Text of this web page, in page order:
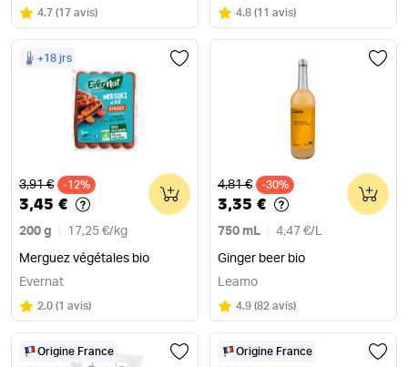
Note
4.7 sur 5
(17 avis) Note
4.8 sur 5
(11 avis)
+18 jrs
Ancien prix
3,91 € -12%
3,45 €
200 g 17,25 €/ kg
Merguez végétales bio
0
Evernat
Note
2.0 sur 5
(1 avis)
Ancien prix
4,81 € -30%
3,35 €
750 mL 4,47 €/ L
Ginger beer bio
0
Leamo
Note
4.9 sur 5
(82 avis)
Origine France Origine France